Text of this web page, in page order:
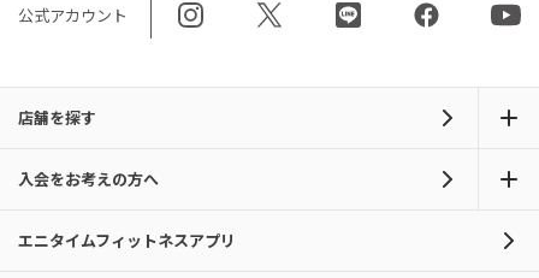
公式アカウント
店舗を探す
入会をお考えの方へ
エニタイムフィットネスアプリ